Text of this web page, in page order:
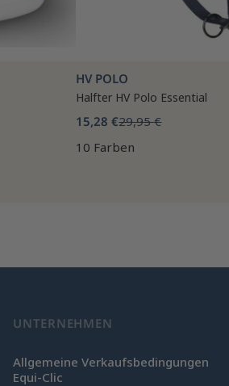
HV POLO
Halfter HV Polo Essential
15,28 €29,95 €
10 Farben
UNTERNEHMEN
Allgemeine Verkaufsbedingungen
Equi-Clic